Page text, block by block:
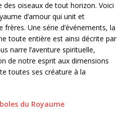
des oiseaux de tout horizon. Voici
d’amour qui unit et
Une série d’événements, la
toute entière est ainsi décrite par
narre l’aventure spirituelle,
de notre esprit aux dimensions
toutes ses créature à la
du Royaume